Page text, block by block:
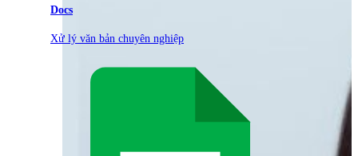
Docs
Xử lý văn bản chuyên nghiệp